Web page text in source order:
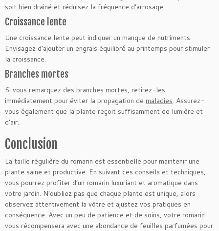
soit bien drainé et réduisez la fréquence d’arrosage.
Croissance lente
Une croissance lente peut indiquer un manque de nutriments.
Envisagez d’ajouter un engrais équilibré au printemps pour stimuler
la croissance.
Branches mortes
Si vous remarquez des branches mortes, retirez-les
immédiatement pour éviter la propagation de maladies. Assurez-
vous également que la plante reçoit suffisamment de lumière et
d’air.
Conclusion
La taille régulière du romarin est essentielle pour maintenir une
plante saine et productive. En suivant ces conseils et techniques,
vous pourrez profiter d’un romarin luxuriant et aromatique dans
votre jardin. N’oubliez pas que chaque plante est unique, alors
observez attentivement la vôtre et ajustez vos pratiques en
conséquence. Avec un peu de patience et de soins, votre romarin
vous récompensera avec une abondance de feuilles parfumées pour